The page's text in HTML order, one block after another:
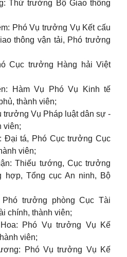
Thứ trưởng Bộ Giao thông
Phó Vụ trưởng Vụ Kết cấu
thông vận tải, Phó trưởng
Cục trưởng Hàng hải Việt
Hàm Vụ Phó Vụ Kinh tế
thành viên;
trưởng Vụ Pháp luật dân sự -
viên;
Đại tá, Phó Cục trưởng Cục
viên;
Thiếu tướng, Cục trưởng
hợp, Tổng cục An ninh, Bộ
trưởng phòng Cục Tài
chính, thành viên;
Phó Vụ trưởng Vụ Kế
viên;
Phó Vụ trưởng Vụ Kế